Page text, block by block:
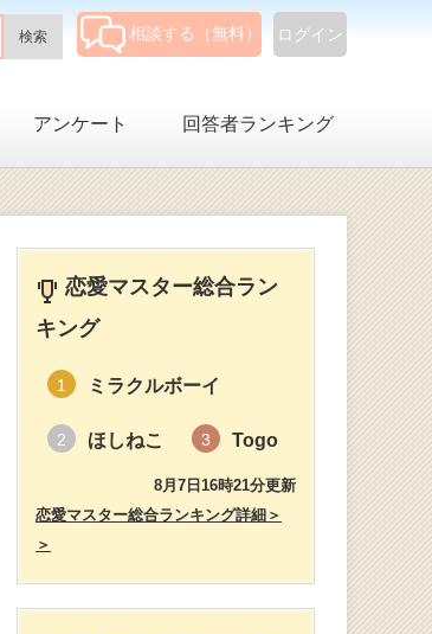
ログイン
相談する（無料）
アンケート 回答者ランキング
恋愛マスター総合ラン
キング
1 ミラクルボーイ
2 ほしねこ 3 Togo
8月7日16時21分更新
恋愛マスター総合ランキング詳細＞
＞